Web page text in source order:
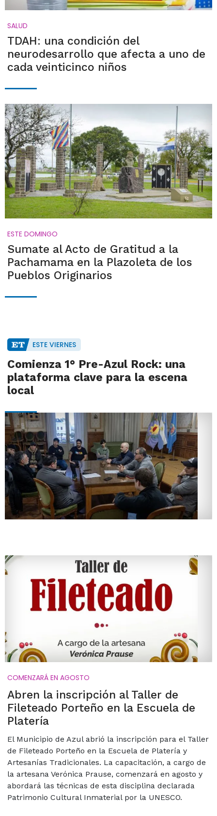
SALUD
TDAH: una condición del
neurodesarrollo que afecta a uno de
cada veinticinco niños
ESTE DOMINGO
Sumate al Acto de Gratitud a la
Pachamama en la Plazoleta de los
Pueblos Originarios
ESTE VIERNES
Comienza 1° Pre-Azul Rock: una
plataforma clave para la escena
local
COMENZARÁ EN AGOSTO
Abren la inscripción al Taller de
Fileteado Porteño en la Escuela de
Platería
El Municipio de Azul abrió la inscripción para el Taller
de Fileteado Porteño en la Escuela de Platería y
Artesanías Tradicionales. La capacitación, a cargo de
la artesana Verónica Prause, comenzará en agosto y
abordará las técnicas de esta disciplina declarada
Patrimonio Cultural Inmaterial por la UNESCO.